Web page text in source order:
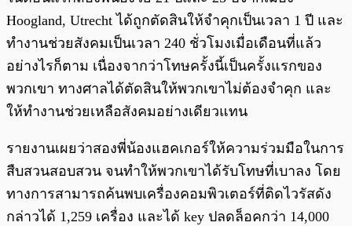
Hoogland, Utrecht ได้ถูกตัดสินให้จำคุกเป็นเวลา 1 ปี และ
ทำงานช่วยสังคมเป็นเวลา 240 ชั่วโมงเมื่อเดือนที่แล้ว
อย่างไรก็ตาม เนื่องจากว่าโทษครั้งนี้เป็นครั้งแรกของ
พวกเขา ทางศาลได้ตัดสินให้พวกเขาไม่ต้องจำคุก และ
ให้ทำงานช่วยเหลือสังคมอย่างเดียวแทน
รายงานเผยว่าสองพี่น้องแฮคเกอร์ให้ความร่วมมือในการ
สืบสวนสอบสวน จนทำให้พวกเขาได้รับโทษที่เบาลง โดย
ทางการสามารถค้นพบเครื่องคอมพิวเตอร์ที่ติดไวรัสดัง
กล่าวได้ 1,259 เครื่อง และได้ key ปลดล็อคกว่า 14,000